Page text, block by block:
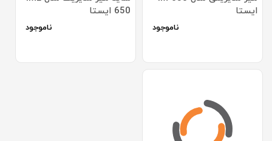
ایستا
ناموجود
650 ایستا
ناموجود